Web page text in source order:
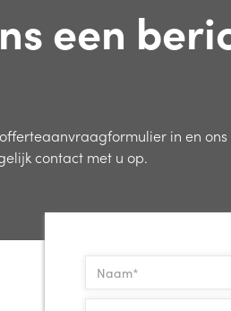
een
in en
contact met u op.